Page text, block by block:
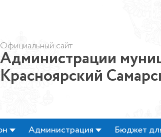
Официальный сайт
Администрации
Красноярский
Администрация Бюджет